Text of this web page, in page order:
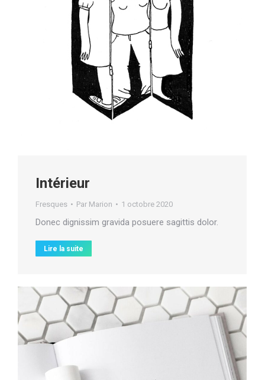
Intérieur
Fresques Par Marion 1 octobre 2020
Donec dignissim gravida posuere sagittis dolor.
Lire la suite